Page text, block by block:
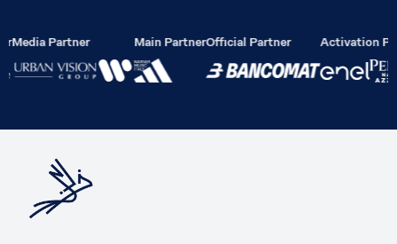
Media Partner Main PartnerOfficial Partner Activation